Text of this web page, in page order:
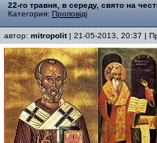
22-го травня, в середу, свято на
Категория: Проповіді
автор: mitropolit| 21-05-2013, 20:37 |